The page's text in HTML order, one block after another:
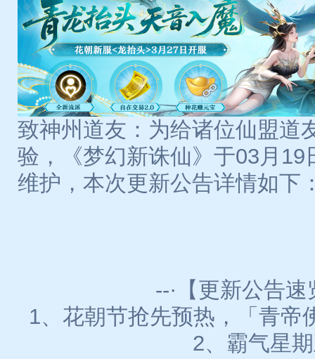
致神州道友：为给诸位仙盟道
验，《梦幻新诛仙》于03月19
维护，本次更新公告详情如下
--·【更新公告速
1、花朝节抢先预热，「青帝
2、霸气星